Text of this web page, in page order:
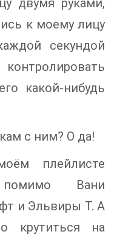
к моему лицу
секундой
какой-нибудь
с ним? О да!
плейлисте
Вани
и Эльвиры Т. А
крутиться на